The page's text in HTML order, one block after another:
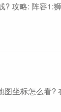
? 攻略: 阵容1:
图坐标怎么看?